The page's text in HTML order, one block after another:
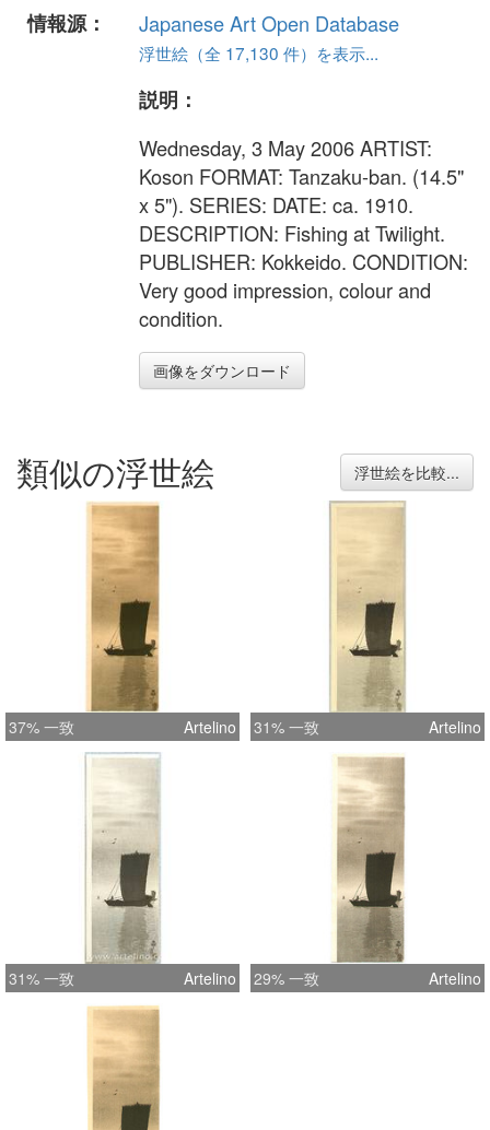
情報源：
Japanese Art Open Database
浮世絵（全 17,130 件）を表示...
説明：
Wednesday, 3 May 2006 ARTIST:
Koson FORMAT: Tanzaku-ban. (14.5"
x 5"). SERIES: DATE: ca. 1910.
DESCRIPTION: Fishing at Twilight.
PUBLISHER: Kokkeido. CONDITION:
Very good impression, colour and
condition.
画像をダウンロード
類似の浮世絵 浮世絵を比較...
37% 一致 Artelino 31% 一致 Artelino
31% 一致 Artelino 29% 一致 Artelino